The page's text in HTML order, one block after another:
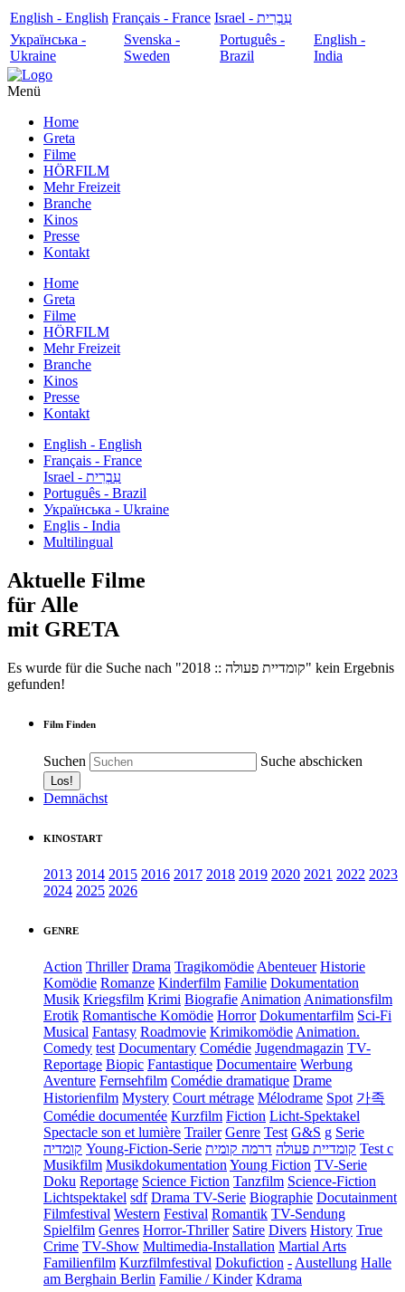
English - English Français - France
עִבְרִית - Israel
Українська -
Ukraine
Svenska -
Sweden
Português -
Brazil
English -
India
Menü
Home
Greta
Filme
HÖRFILM
Mehr Freizeit
Branche
Kinos
Presse
Kontakt
Home
Greta
Filme
HÖRFILM
Mehr Freizeit
Branche
Kinos
Presse
Kontakt
English - English
Français - France
עִבְרִית - Israel
Português - Brazil
Українська - Ukraine
Englis - India
Multilingual
Aktuelle Filme
für Alle
mit GRETA
Es wurde für die Suche nach "2018 :: קומדיית פעולה" kein Ergebnis
gefunden!
Film Finden
Suchen Suche abschicken
Demnächst
KINOSTART
2013 2014 2015 2016 2017 2018 2019 2020 2021 2022 2023
2024 2025 2026
GENRE
Action Thriller Drama Tragikomödie Abenteuer Historie
Komödie Romanze Kinderfilm Familie Dokumentation
Musik Kriegsfilm Krimi Biografie Animation Animationsfilm
Erotik Romantische Komödie Horror Dokumentarfilm Sci-Fi
Musical Fantasy Roadmovie Krimikomödie Animation.
Comedy test Documentary Comédie Jugendmagazin TV-
Reportage Biopic Fantastique Documentaire Werbung
Aventure Fernsehfilm Comédie dramatique Drame
Historienfilm Mystery Court métrage Mélodrame Spot 가족
Comédie documentée Kurzfilm Fiction Licht-Spektakel
Spectacle son et lumière Trailer Genre Test G&S g Serie
קומדיה Young-Fiction-Serie קומדיית פעולה דרמה קומית
Test c
Musikfilm Musikdokumentation Young Fiction TV-Serie
Doku Reportage Science Fiction Tanzfilm Science-Fiction
Lichtspektakel sdf Drama TV-Serie Biographie Docutainment
Filmfestival Western Festival Romantik TV-Sendung
Spielfilm Genres Horror-Thriller Satire Divers History True
Crime TV-Show Multimedia-Installation Martial Arts
Familienfilm Kurzfilmfestival Dokufiction - Austellung Halle
am Berghain Berlin Familie / Kinder Kdrama